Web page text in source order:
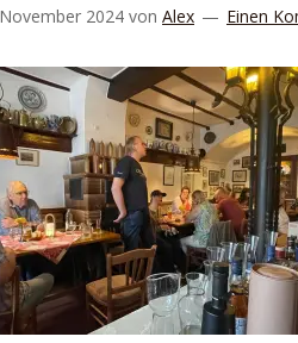
2024 von Alex Einen